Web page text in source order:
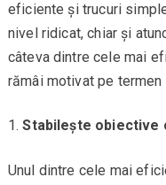
eficiente și trucuri
nivel ridicat, chiar și
câteva dintre cele mai
rămâi motivat pe termen
Stabilește obiective
Unul dintre cele mai